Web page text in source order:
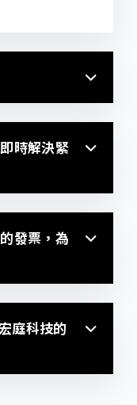
時解決緊
發票，為
庭科技的